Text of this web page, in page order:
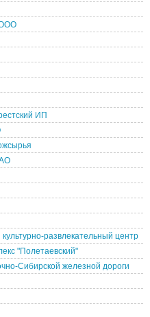
ООО
ИП
развлекательный центр
"Полетаевский"
Сибирской железной дороги